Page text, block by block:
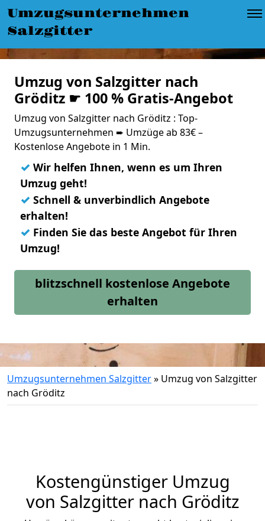
Umzugsunternehmen
Salzgitter
Umzug von Salzgitter nach
Gröditz ☛ 100 % Gratis-Angebot
Umzug von Salzgitter nach Gröditz : Top-
Umzugsunternehmen ➨ Umzüge ab 83€ –
Kostenlose Angebote in 1 Min.
✓ Wir helfen Ihnen, wenn es um Ihren
Umzug geht!
✓ Schnell & unverbindlich Angebote
erhalten!
✓ Finden Sie das beste Angebot für Ihren
Umzug!
blitzschnell kostenlose Angebote
erhalten
Umzugsunternehmen Salzgitter» Umzug von Salzgitter
nach Gröditz
Kostengünstiger Umzug
von Salzgitter nach Gröditz